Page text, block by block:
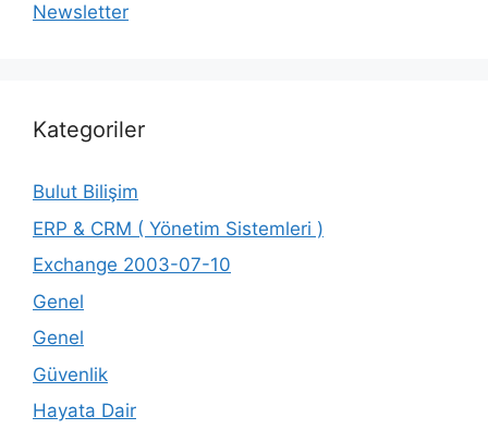
Newsletter
Kategoriler
Bulut Bilişim
ERP & CRM ( Yönetim Sistemleri )
Exchange 2003-07-10
Genel
Genel
Güvenlik
Hayata Dair